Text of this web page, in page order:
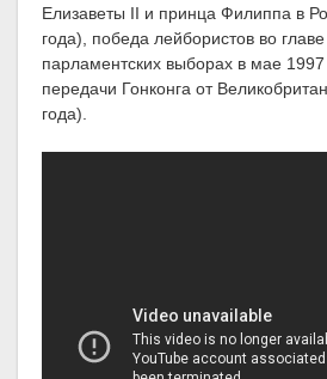
Елизаветы II и принца Филиппа в
года), победа лейбористов во
парламентских выборах в мае
передачи Гонконга от
года).